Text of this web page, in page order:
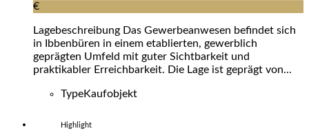
€
Lagebeschreibung Das Gewerbeanwesen befindet sich
in Ibbenbüren in einem etablierten, gewerblich
geprägten Umfeld mit guter Sichtbarkeit und
praktikabler Erreichbarkeit. Die Lage ist geprägt von...
TypeKaufobjekt
Highlight